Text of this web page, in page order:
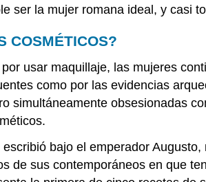
ser la mujer romana ideal, y casi
COSMÉTICOS?
usar maquillaje, las mujeres
como por las evidencias
simultáneamente obsesionadas
bajo el emperador
de sus contemporáneos en que